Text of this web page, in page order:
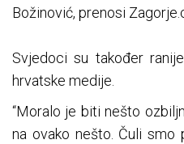
Božinović, prenosi
Svjedoci su također
hrvatske medije.
“Moralo je biti nešto
na ovako nešto. Čuli smo